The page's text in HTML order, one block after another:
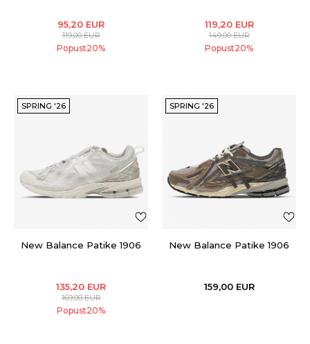
95,20 EUR
119,00EUR
Popust20%
119,20 EUR
149,00EUR
Popust20%
SPRING '26
New Balance Patike 1906
135,20 EUR
169,00EUR
Popust20%
SPRING '26
New Balance Patike 1906
159,00 EUR